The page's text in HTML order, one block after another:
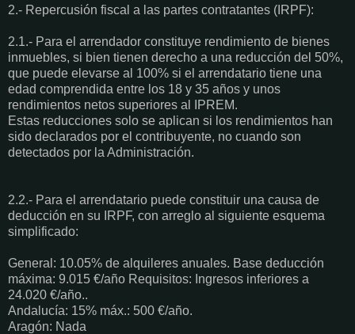
2.- Repercusión fiscal a las partes contratantes (IRPF):
2.1.- Para el arrendador constituye rendimiento de bienes
inmuebles, si bien tienen derecho a una reducción del 50%,
que puede elevarse al 100% si el arrendatario tiene una
edad comprendida entre los 18 y 35 años y unos
rendimientos netos superiores al IPREM.
Estas reducciones solo se aplican si los rendimientos han
sido declarados por el contribuyente, no cuando son
detectados por la Administración.
2.2.- Para el arrendatario puede constituir una causa de
deducción en su IRPF, con arreglo al siguiente esquema
simplificado:
General: 10.05% de alquileres anuales. Base deducción
máxima: 9.015 €/año Requisitos: Ingresos inferiores a
24.020 €/año..
Andalucía: 15% máx.: 500 €/año.
Aragón: Nada